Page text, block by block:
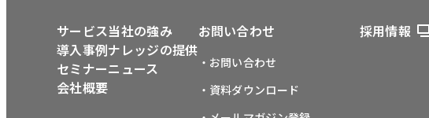
サービス
導入事例
セミナー
会社概要
当社の強み
ナレッジの提供
ニュース
お問い合わせ
・お問い合わせ
・資料ダウンロード
採用情報